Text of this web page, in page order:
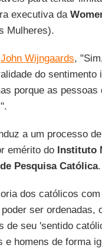
executiva da
Mulheres).
John Wijngaards,
do sentimento
porque as pessoas
a um processo
emérito do Instituto
Pesquisa Católica.
dos católicos
ser ordenadas,
de seu 'sentido
homens de forma